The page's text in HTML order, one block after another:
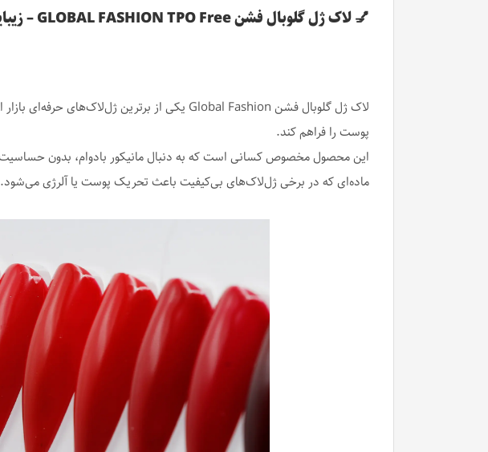
💅 لاک ژل گلوبال فشن GLOBAL FASHION TPO Free – زیبایی حرفه‌ای بدون مواد مضر
پوست را فراهم کند.
ماده‌ای که در برخی ژل‌لاک‌های بی‌کیفیت باعث تحریک پوست یا آلرژی می‌شود.